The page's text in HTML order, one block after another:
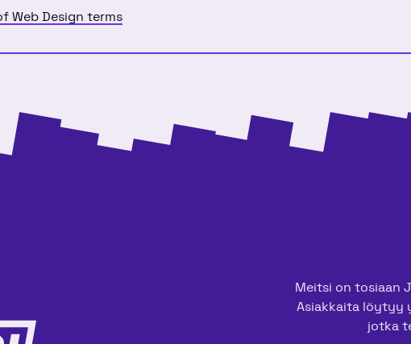
Web Design terms
Meitsi on tosiaan
Asiakkaita löytyy
jotka